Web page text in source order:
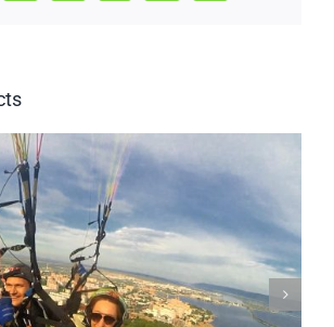
Полет на параплане в тандеме с детьми